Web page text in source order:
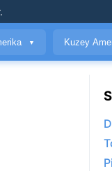
.
▼ Kuzey